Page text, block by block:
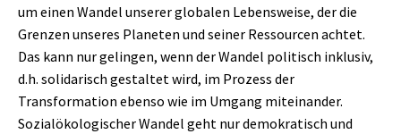
um einen Wandel unserer globalen Lebensweise, der die
Grenzen unseres Planeten und seiner Ressourcen achtet.
Das kann nur gelingen, wenn der Wandel politisch inklusiv,
d.h. solidarisch gestaltet wird, im Prozess der
Transformation ebenso wie im Umgang miteinander.
Sozialökologischer Wandel geht nur demokratisch und